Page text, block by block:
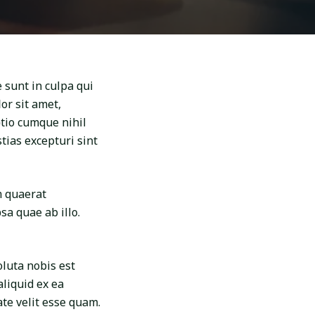
sunt in culpa qui
sit amet,
cumque nihil
excepturi sint
quaerat
quae ab illo.
nobis est
ex ea
velit esse quam.